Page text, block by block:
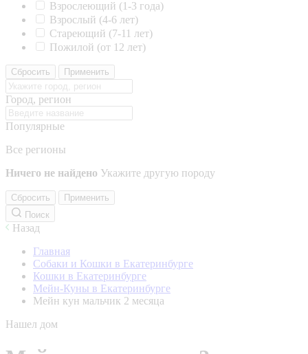
Взрослеющий (1-3 года)
Взрослый (4-6 лет)
Стареющий (7-11 лет)
Пожилой (от 12 лет)
Сбросить Применить
Город, регион
Популярные
Все регионы
Ничего не найдено Укажите другую породу
Сбросить
Применить
Поиск
Назад
Главная
Собаки и Кошки в Екатеринбурге
Кошки в Екатеринбурге
Мейн-Куны в Екатеринбурге
Мейн кун мальчик 2 месяца
Нашел дом